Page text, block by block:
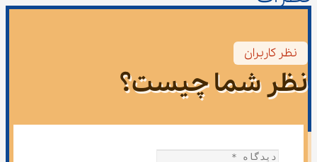
نظر کاربران
نظر شما چیست؟